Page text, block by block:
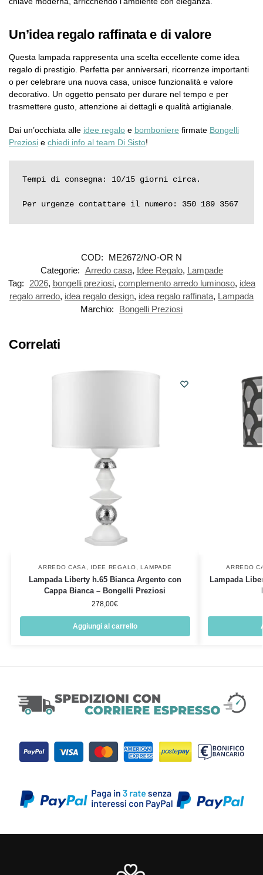
Un’idea regalo raffinata e di valore
Questa lampada rappresenta una scelta eccellente come idea
regalo di prestigio. Perfetta per anniversari, ricorrenze importanti
o per celebrare una nuova casa, unisce funzionalità e valore
decorativo. Un oggetto pensato per durare nel tempo e per
trasmettere gusto, attenzione ai dettagli e qualità artigianale.
Dai un’occhiata alle idee regalo e bomboniere firmate Bongelli
Preziosi e chiedi info al team Di Sisto!
Tempi di consegna: 10/15 giorni circa.
Per urgenze contattare il numero: 350 189 3567
COD:
ME2672/NO-OR N
Categorie: Arredo casa, Idee Regalo, Lampade
Tag: 2026, bongelli preziosi, complemento arredo luminoso, idea
regalo arredo, idea regalo design, idea regalo raffinata, Lampada
Marchio:
Bongelli Preziosi
Correlati
ARREDO CASA, IDEE REGALO, LAMPADE
Lampada Liberty h.65 Bianca Argento con
Cappa Bianca – Bongelli Preziosi
278,00€
Aggiungi al carrello
ARREDO
Lampada